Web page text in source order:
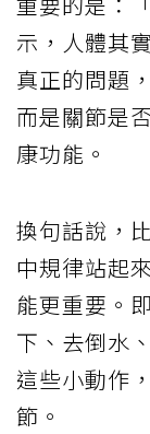
示，人體其
真正的問題
而是關節是
康功能。
換句話說，
中規律站起
能更重要。
下、去倒水
這些小動作
節。